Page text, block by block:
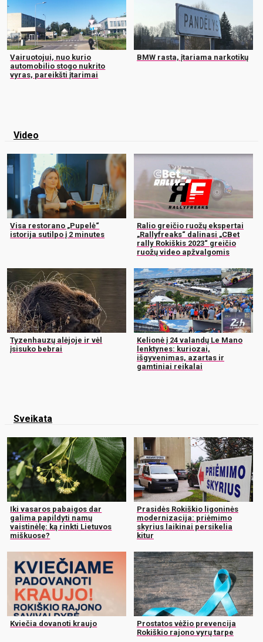
Vairuotojui, nuo kurio
automobilio stogo nukrito
vyras, pareikšti įtarimai
BMW rasta, įtariama narkotikų
Video
Visa restorano „Pupelė“
istorija sutilpo į 2 minutes
Ralio greičio ruožų ekspertai
„Rallyfreaks“ dalinasi „CBet
rally Rokiškis 2023“ greičio
ruožų video apžvalgomis
Tyzenhauzų alėjoje ir vėl
įsisuko bebrai
Kelionė į 24 valandų Le Mano
lenktynes: kuriozai,
išgyvenimas, azartas ir
gamtiniai reikalai
Sveikata
Iki vasaros pabaigos dar
galima papildyti namų
vaistinėlę: ką rinkti Lietuvos
miškuose?
Prasidės Rokiškio ligoninės
modernizacija: priėmimo
skyrius laikinai persikelia
kitur
Kviečia dovanoti kraujo
Prostatos vėžio prevencija
Rokiškio rajono vyrų tarpe